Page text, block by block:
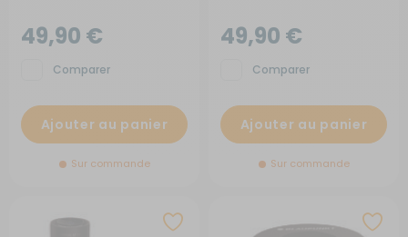
49,90 €
Comparer
Ajouter au panier
Sur commande
49,90 €
Comparer
Ajouter au panier
Sur commande